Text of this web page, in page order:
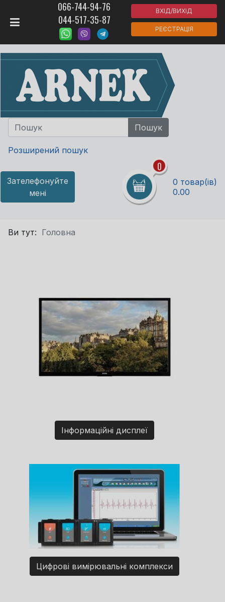
066-744-94-76
044-517-35-87
ВХІД/ВИХІД
РЕЄСТРАЦІЯ
Розширений пошук
Зателефонуйте
мені
0
0 товар(ів)
0.00
Ви тут: Головна
Інформаційні дисплеї
Цифрові вимірювальні комплекси